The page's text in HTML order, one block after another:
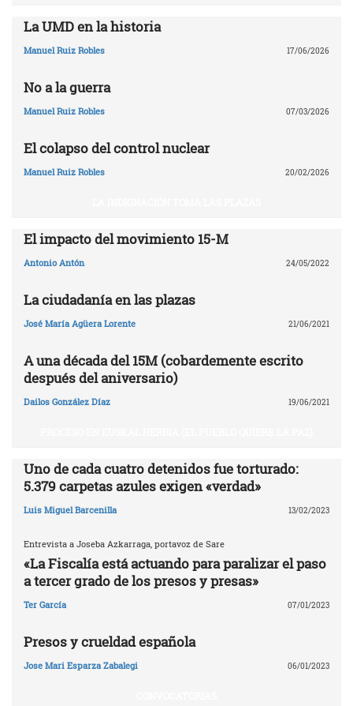
La UMD en la historia
Manuel Ruiz Robles 17/06/2026
No a la guerra
Manuel Ruiz Robles 07/03/2026
El colapso del control nuclear
Manuel Ruiz Robles 20/02/2026
El impacto del movimiento 15-M
Antonio Antón 24/05/2022
La ciudadanía en las plazas
José María Agüera Lorente 21/06/2021
A una década del 15M (cobardemente escrito
después del aniversario)
Dailos González Díaz 19/06/2021
Uno de cada cuatro detenidos fue torturado:
5.379 carpetas azules exigen «verdad»
Luis Miguel Barcenilla 13/02/2023
Entrevista a Joseba Azkarraga, portavoz de Sare
«La Fiscalía está actuando para paralizar el paso
a tercer grado de los presos y presas»
Ter García 07/01/2023
Presos y crueldad española
Jose Mari Esparza Zabalegi 06/01/2023